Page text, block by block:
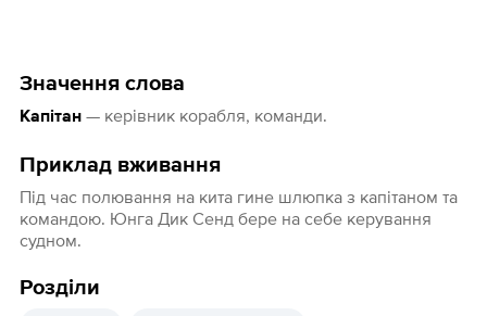
Значення слова
Капітан— керівник корабля, команди.
Приклад вживання
Під час полювання на кита гине шлюпка з капітаном та
командою. Юнга Дик Сенд бере на себе керування
судном.
Розділи